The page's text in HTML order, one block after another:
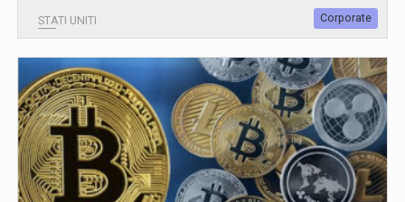
STATI UNITI Corporate